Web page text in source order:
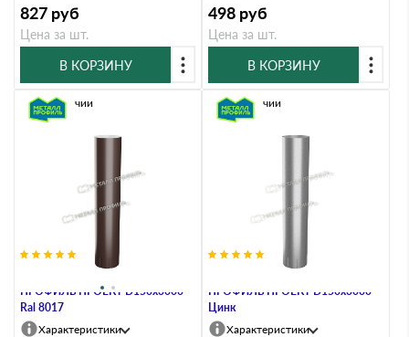
827 руб
Цена за шт.
В КОРЗИНУ
498 руб
Цена за шт.
В КОРЗИНУ
ПРОФИЛЬ ПРОЕКТ D150х3000
Ral 8017
В наличии
Характеристики
ПРОФИЛЬ ПРОЕКТ D150х3000
Цинк
В наличии
Характеристики